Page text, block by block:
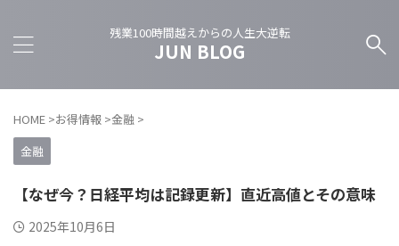
残業100時間越えからの人生大逆転
JUN BLOG
HOME >お得情報 >金融 >
金融
【なぜ今？日経平均は記録更新】直近高値とその意味
2025年10月6日